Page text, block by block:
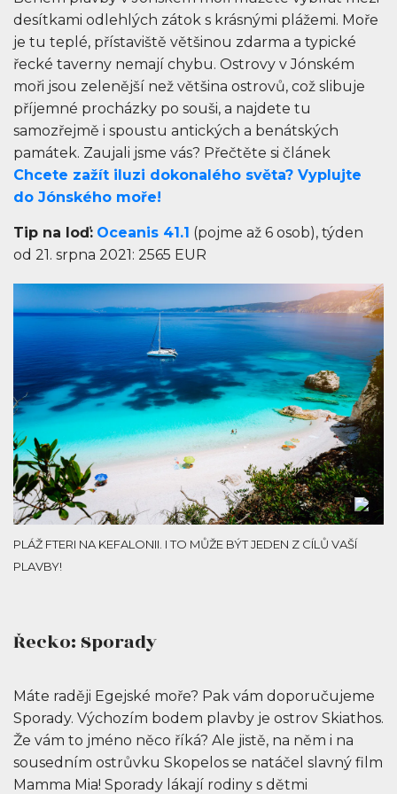
desítkami odlehlých zátok s krásnými plážemi. Moře
je tu teplé, přístaviště většinou zdarma a typické
řecké taverny nemají chybu. Ostrovy v Jónském
moři jsou zelenější než většina ostrovů, což slibuje
příjemné procházky po souši, a najdete tu
samozřejmě i spoustu antických a benátských
památek. Zaujali jsme vás? Přečtěte si článek
Chcete zažít iluzi dokonalého světa? Vyplujte
do Jónského moře!
Tip na loď: Oceanis 41.1 (pojme až 6 osob), týden
od 21. srpna 2021: 2565 EUR
PLÁŽ FTERI NA KEFALONII. I TO MŮŽE BÝT JEDEN Z CÍLŮ VAŠÍ
PLAVBY!
Řecko: Sporady
Máte raději Egejské moře? Pak vám doporučujeme
Sporady. Výchozím bodem plavby je ostrov Skiathos.
Že vám to jméno něco říká? Ale jistě, na něm i na
sousedním ostrůvku Skopelos se natáčel slavný film
Mamma Mia! Sporady lákají rodiny s dětmi